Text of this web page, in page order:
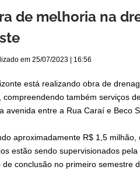
de melhoria na
em 25/07/2023 | 16:56
está realizando obra de
compreendendo também serviços
avenida entre a Rua Caraí e Beco
aproximadamente R$ 1,5
estão sendo supervisionados
conclusão no primeiro semestre